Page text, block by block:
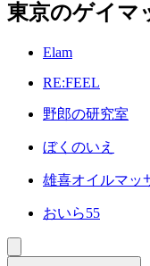
東京のゲイマ
Elam
RE:FEEL
野郎の研究室
ぼくのいえ
雄喜オイルマッ
おいら55